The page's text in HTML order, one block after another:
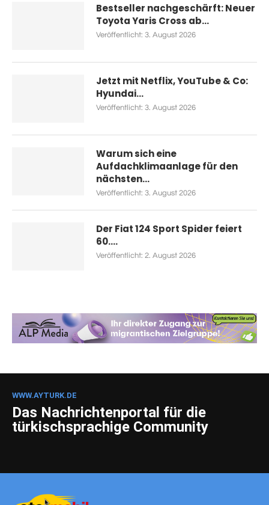
Bestseller nachgeschärft: Neuer
Toyota Yaris Cross ab...
Veröffentlicht: 3. August 2026
Jetzt mit Netflix, YouTube & Co:
Hyundai...
Veröffentlicht: 3. August 2026
Warum sich eine
Aufdachklimaanlage für den
nächsten...
Veröffentlicht: 3. August 2026
Der Fiat 124 Sport Spider feiert
60....
Veröffentlicht: 2. August 2026
WWW.AYTURK.DE
Das Nachrichtenportal für die
türkischsprachige Community